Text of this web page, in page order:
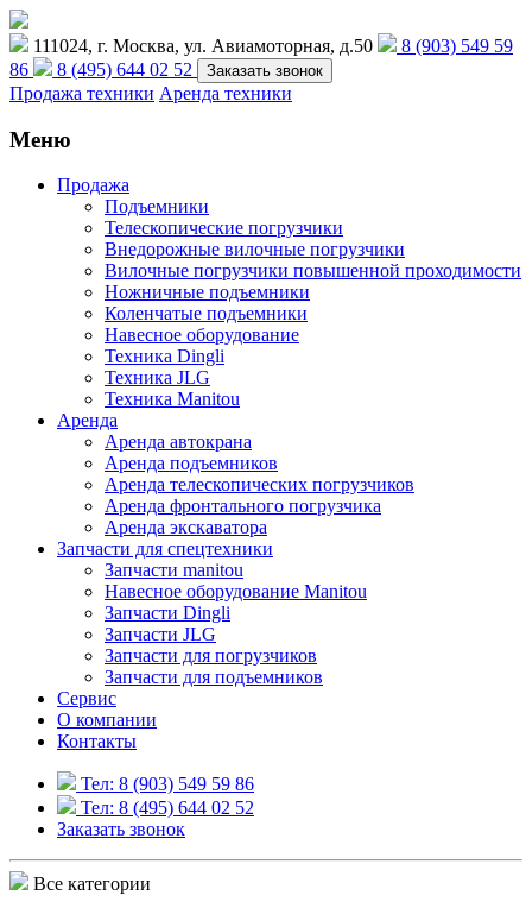
111024, г. Москва, ул. Авиамоторная, д.50
8 (903) 549 59
86
8 (495) 644 02 52 Заказать звонок
Продажа техники Аренда техники
Меню
Продажа
Подъемники
Телескопические погрузчики
Внедорожные вилочные погрузчики
Вилочные погрузчики повышенной проходимости
Ножничные подъемники
Коленчатые подъемники
Навесное оборудование
Техника Dingli
Техника JLG
Техника Manitou
Аренда
Аренда автокрана
Аренда подъемников
Аренда телескопических погрузчиков
Аренда фронтального погрузчика
Аренда экскаватора
Запчасти для спецтехники
Запчасти manitou
Навесное оборудование Manitou
Запчасти Dingli
Запчасти JLG
Запчасти для погрузчиков
Запчасти для подъемников
Cервис
О компании
Контакты
Тел: 8 (903) 549 59 86
Тел: 8 (495) 644 02 52
Заказать звонок
Все категории